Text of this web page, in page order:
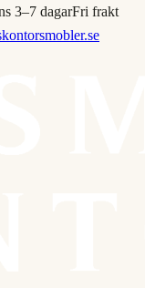
3–7 dagarFri frakt